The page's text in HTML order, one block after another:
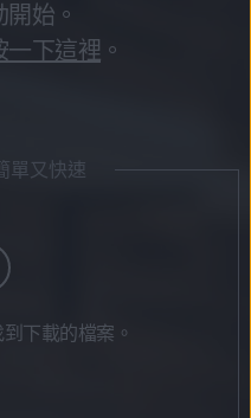
始。
一下這裡 。
單又快速
下載的檔案。